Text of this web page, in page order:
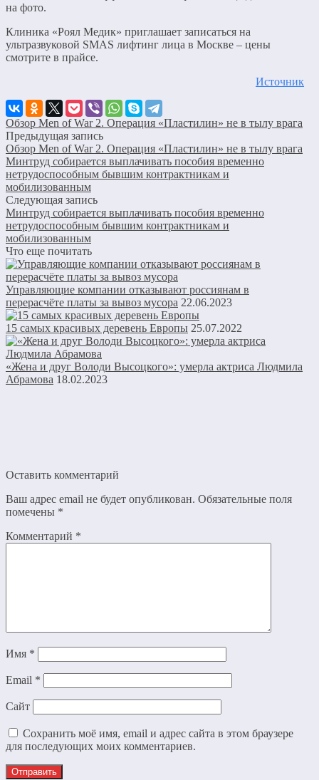
на фото.
Клиника «Роял Медик» приглашает записаться на
ультразвуковой SMAS лифтинг лица в Москве – цены
смотрите в прайсе.
Источник
Обзор Men of War 2. Операция «Пластилин» не в тылу врага
Предыдущая запись
Обзор Men of War 2. Операция «Пластилин» не в тылу врага
Минтруд собирается выплачивать пособия временно
нетрудоспособным бывшим контрактникам и
мобилизованным
Следующая запись
Минтруд собирается выплачивать пособия временно
нетрудоспособным бывшим контрактникам и
мобилизованным
Что еще почитать
Управляющие компании отказывают россиянам в
перерасчёте платы за вывоз мусора 22.06.2023
15 самых красивых деревень Европы 25.07.2022
«Жена и друг Володи Высоцкого»: умерла актриса Людмила
Абрамова 18.02.2023
Оставить комментарий
Ваш адрес email не будет опубликован. Обязательные поля
помечены *
Комментарий *
Имя *
Email *
Сайт
Сохранить моё имя, email и адрес сайта в этом браузере
для последующих моих комментариев.